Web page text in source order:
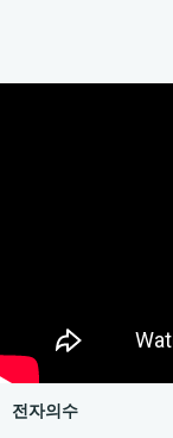
전자의수